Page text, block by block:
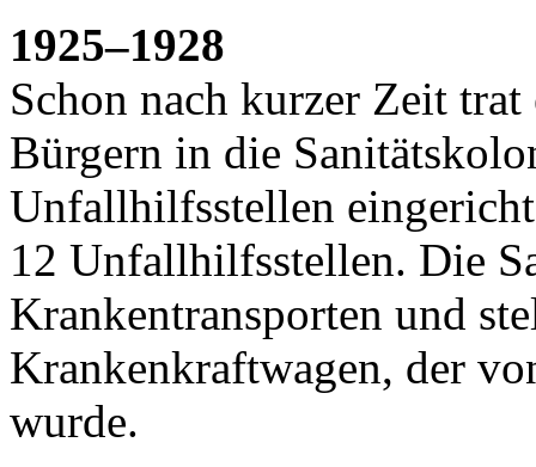
1925–1928
Schon nach kurzer Zeit
Bürgern in die
Unfallhilfsstellen
12 Unfallhilfsstellen. Die
Krankentransporten und
Krankenkraftwagen, der
wurde.